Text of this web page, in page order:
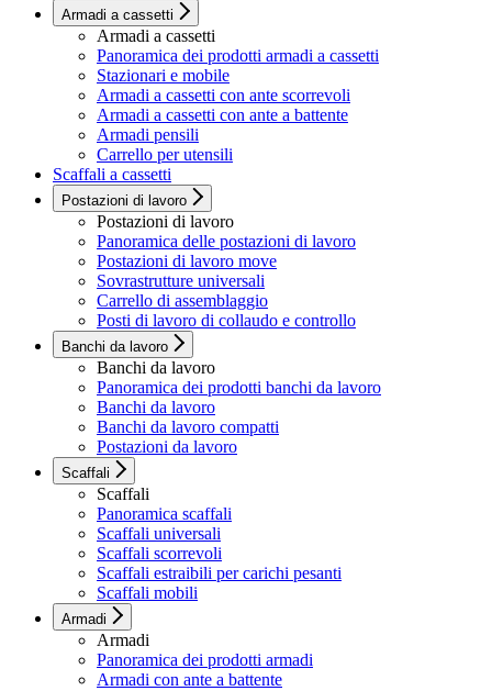
Armadi a cassetti
Armadi a cassetti
Panoramica dei prodotti armadi a cassetti
Stazionari e mobile
Armadi a cassetti con ante scorrevoli
Armadi a cassetti con ante a battente
Armadi pensili
Carrello per utensili
Scaffali a cassetti
Postazioni di lavoro
Postazioni di lavoro
Panoramica delle postazioni di lavoro
Postazioni di lavoro move
Sovrastrutture universali
Carrello di assemblaggio
Posti di lavoro di collaudo e controllo
Banchi da lavoro
Banchi da lavoro
Panoramica dei prodotti banchi da lavoro
Banchi da lavoro
Banchi da lavoro compatti
Postazioni da lavoro
Scaffali
Scaffali
Panoramica scaffali
Scaffali universali
Scaffali scorrevoli
Scaffali estraibili per carichi pesanti
Scaffali mobili
Armadi
Armadi
Panoramica dei prodotti armadi
Armadi con ante a battente